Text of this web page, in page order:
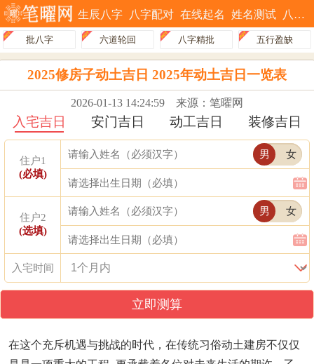
生辰八字 八字配对 在线起名 姓名测试 八字排盘
批八字 六道轮回 八字精批 五行盈缺
2025修房子动土吉日 2025年动土吉日一览表
2026-01-13 14:24:59 来源：笔曜网
入宅吉日 安门吉日 动工吉日 装修吉日
住户1
(必填)
男 女
住户2
(选填)
男 女
入宅时间
立即测算
在这个充斥机遇与挑战的时代，在传统习俗动土建房不仅仅